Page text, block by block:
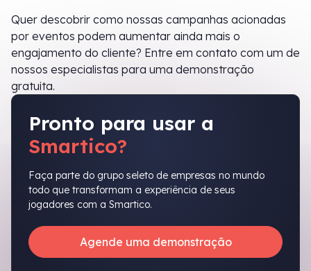
Quer descobrir como nossas campanhas acionadas
por eventos podem aumentar ainda mais o
engajamento do cliente? Entre em contato com um de
nossos especialistas para uma demonstração
gratuita.
Pronto para usar a
Smartico?
Faça parte do grupo seleto de empresas no mundo
todo que transformam a experiência de seus
jogadores com a Smartico.
Agende uma demonstração